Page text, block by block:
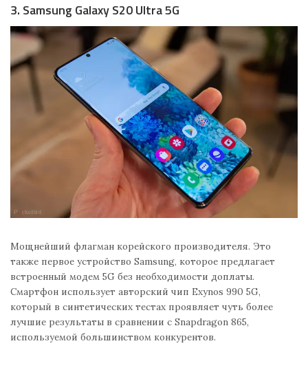
3. Samsung Galaxy S20 Ultra 5G
Мощнейший флагман корейского производителя. Это
также первое устройство Samsung, которое предлагает
встроенный модем 5G без необходимости доплаты.
Смартфон использует авторский чип Exynos 990 5G,
который в синтетических тестах проявляет чуть более
лучшие результаты в сравнении с Snapdragon 865,
используемой большинством конкурентов.